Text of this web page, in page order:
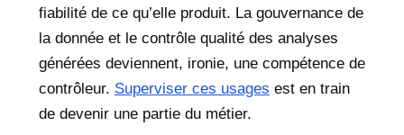
fiabilité de ce qu’elle produit. La gouvernance de
la donnée et le contrôle qualité des analyses
générées deviennent, ironie, une compétence de
contrôleur. Superviser ces usages est en train
de devenir une partie du métier.